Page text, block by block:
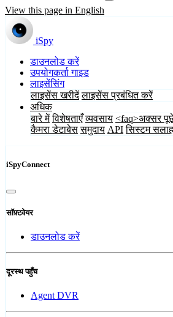
View this page in English
iSpy
डाउनलोड करें
उपयोगकर्ता गाइड
लाइसेंसिंग
लाइसेंस खरीदें लाइसेंस प्रबंधित करें
अधिक
बारे में विशेषताएँ व्यवसाय <faq>अक्सर
कैमरा डेटाबेस समुदाय API सिस्टम
iSpyConnect
सॉफ़्टवेयर
डाउनलोड करें
दूरस्थ पहुँच
Agent DVR